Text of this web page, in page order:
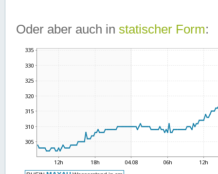
Oder aber auch in statischer Form: